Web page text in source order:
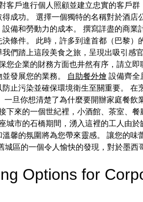
客戶進行個人照顧並建立忠實的客戶
成功。 選擇一個獨特的名稱對於酒
備和勞動力的成本。 撰寫詳盡的商
條件。 此時，許多到達首都（巴黎
我們踏上這段美食之旅，呈現出吸引
您企業的財務方面也井然有序，請立
發展您的業務。
自助餐外燴 設備齊全
止污染並確保環境衛生至關重要。
一旦你想清楚了為什麼要開辦家庭餐
下來的一個世紀裡，小酒館、茶室、
城市的石橋期間，湧入這裡的工人由
馨的氛圍將為您帶來靈感。 讓您的
城區的一個令人愉快的發現，對於墨西
Options for